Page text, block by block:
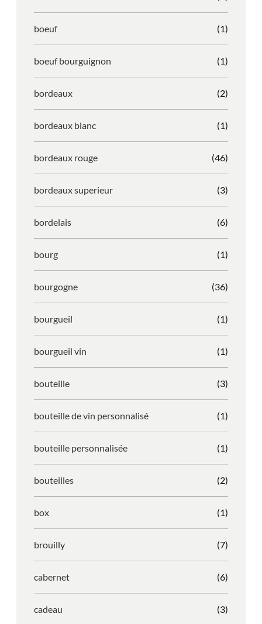
boeuf (1)
boeuf bourguignon (1)
bordeaux (2)
bordeaux blanc (1)
bordeaux rouge (46)
bordeaux superieur (3)
bordelais (6)
bourg (1)
bourgogne (36)
bourgueil (1)
bourgueil vin (1)
bouteille (3)
bouteille de vin personnalisé (1)
bouteille personnalisée (1)
bouteilles (2)
box (1)
brouilly (7)
cabernet (6)
cadeau (3)